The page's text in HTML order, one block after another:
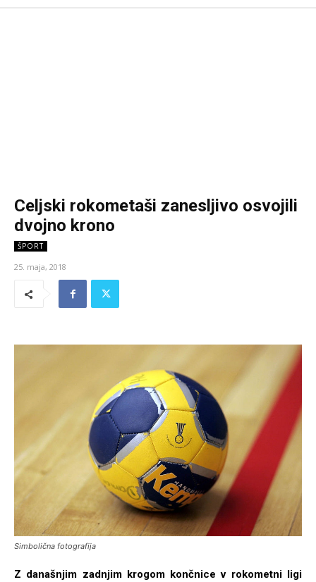
Celjski rokometaši zanesljivo osvojili
dvojno krono
ŠPORT
25. maja, 2018
Simbolična fotografija
Z današnjim zadnjim krogom končnice v rokometni ligi